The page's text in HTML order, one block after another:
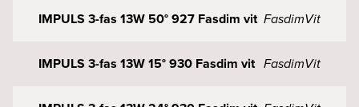
IMPULS 3-fas 13W 50° 927 Fasdim vit FasdimVit
IMPULS 3-fas 13W 15° 930 Fasdim vit FasdimVit